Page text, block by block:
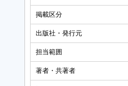
掲載区分
出版社・発行元
担当範囲
著者・共著者